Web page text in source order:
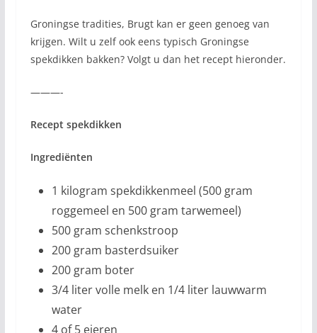
Groningse tradities, Brugt kan er geen genoeg van
krijgen. Wilt u zelf ook eens typisch Groningse
spekdikken bakken? Volgt u dan het recept hieronder.
———-
Recept spekdikken
Ingrediënten
1 kilogram spekdikkenmeel (500 gram
roggemeel en 500 gram tarwemeel)
500 gram schenkstroop
200 gram basterdsuiker
200 gram boter
3/4 liter volle melk en 1/4 liter lauwwarm
water
4 of 5 eieren